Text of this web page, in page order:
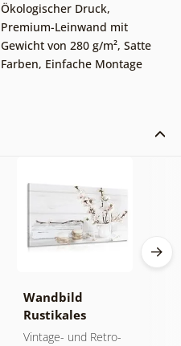
Ökologischer Druck,
Premium-Leinwand mit
Gewicht von 280 g/m², Satte
Farben, Einfache Montage
Wandbild
Rustikales
Stillleben
Vintage- und Retro-